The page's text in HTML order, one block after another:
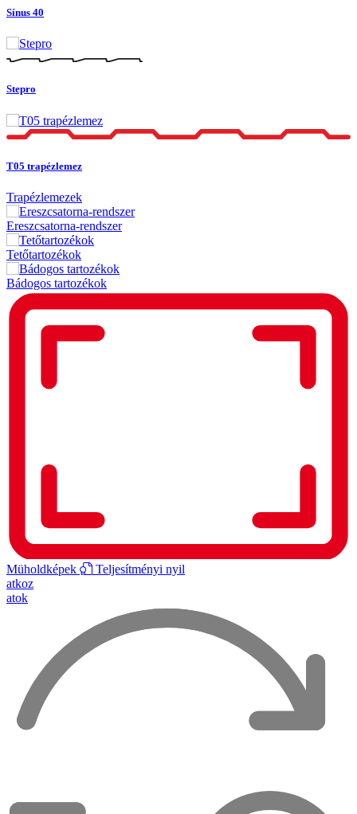
Sínus 40
Stepro
T05 trapézlemez
Trapézlemezek
Ereszcsatorna-rendszer
Tetőtartozékok
Bádogos tartozékok
Müholdképek
Teljesítményi nyil
atkoz
atok